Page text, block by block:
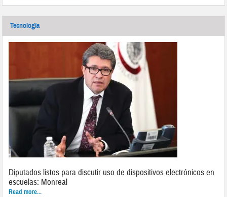
Tecnología
Diputados listos para discutir uso de dispositivos electrónicos en
escuelas: Monreal
Read more...